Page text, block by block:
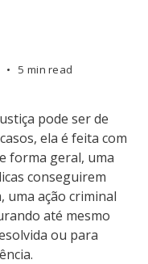
5 min read
pode ser de
ela é feita com
forma geral, uma
conseguirem
uma ação criminal
até mesmo
ou para